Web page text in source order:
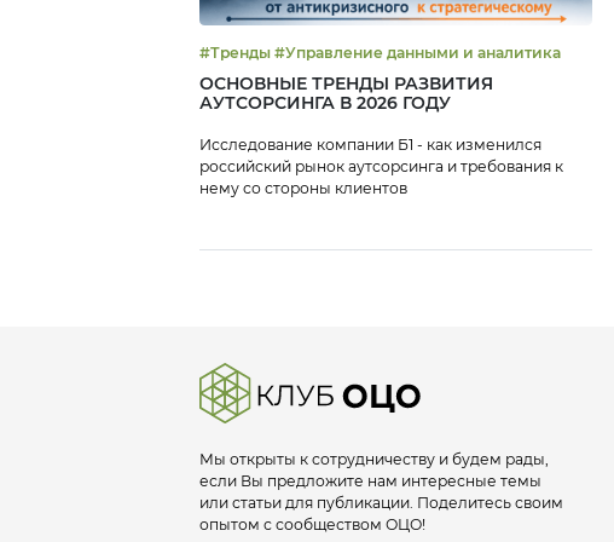
#Тренды #Управление данными и аналитика
ОСНОВНЫЕ ТРЕНДЫ РАЗВИТИЯ
АУТСОРСИНГА В 2026 ГОДУ
Исследование компании Б1 - как изменился
российский рынок аутсорсинга и требования к
нему со стороны клиентов
Мы открыты к сотрудничеству и будем рады,
если Вы предложите нам интересные темы
или статьи для публикации. Поделитесь своим
опытом с сообществом ОЦО!